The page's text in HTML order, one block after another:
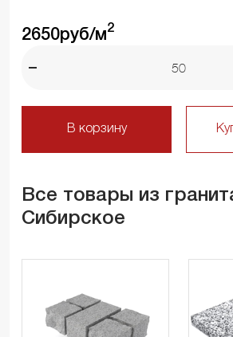
2650руб/м2
В корзину
Все товары из
Сибирское